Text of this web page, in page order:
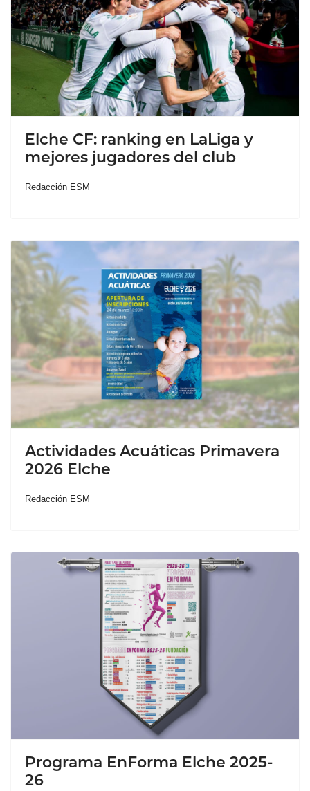
Elche CF: ranking en LaLiga y
mejores jugadores del club
Redacción ESM
Actividades Acuáticas Primavera
2026 Elche
Redacción ESM
Programa EnForma Elche 2025-
26